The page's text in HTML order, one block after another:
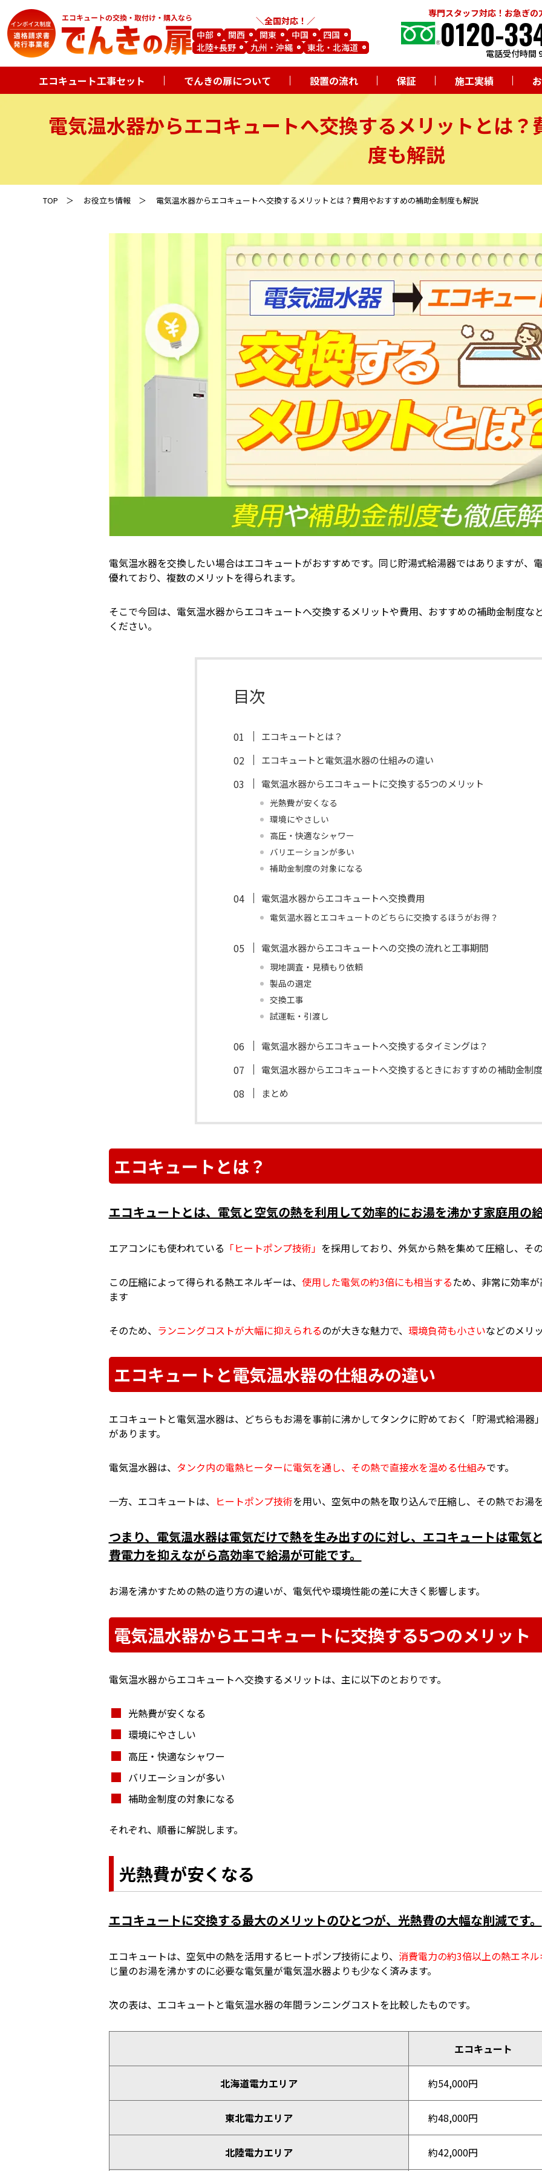
全国対応！
中部
関西 関東 中国
四国
北陸+長野
九州・沖縄 東北・北海道
専門スタッフ対応！お急ぎの
0120-電話受付時間
エコキュート工事セット でんきの扉について 設置の流れ 保証 施工実績
電気温水器からエコキュートへ交換するメリットとは
度も解説
TOP お役立ち情報 電気温水器からエコキュートへ交換するメリットとは？費用やおすすめの補助金制度も解説
電気温水器を交換したい場合はエコキュートがおすすめです。同じ貯湯式給湯器ではありますが、
優れており、複数のメリットを得られます。
そこで今回は、電気温水器からエコキュートへ交換するメリットや費用、おすすめの補助金制度な
ください。
目次
エコキュートとは？
エコキュートと電気温水器の仕組みの違い
電気温水器からエコキュートに交換する5つのメリット
光熱費が安くなる
環境にやさしい
高圧・快適なシャワー
バリエーションが多い
補助金制度の対象になる
電気温水器からエコキュートへ交換費用
電気温水器とエコキュートのどちらに交換するほうがお得？
電気温水器からエコキュートへの交換の流れと工事期間
現地調査・見積もり依頼
製品の選定
交換工事
試運転・引渡し
電気温水器からエコキュートへ交換するタイミングは？
電気温水器からエコキュートへ交換するときにおすすめの補助金制度
まとめ
エコキュートとは？
エコキュートとは、電気と空気の熱を利用して効率的にお湯を沸かす家庭用の
エアコンにも使われている 「ヒートポンプ技術」 を採用しており、外気から熱を集めて圧縮し、そ
この圧縮によって得られる熱エネルギーは、 使用した電気の約3倍にも相当するため、非常に効率
ます
そのため、 ランニングコストが大幅に抑えられるのが大きな魅力で、 環境負荷も小さいなどのメリ
エコキュートと電気温水器の仕組みの違い
エコキュートと電気温水器は、どちらもお湯を事前に沸かしてタンクに貯めておく「貯湯式給湯器
があります。
電気温水器は、 タンク内の電熱ヒーターに電気を通し、その熱で直接水を温める仕組みです。
一方、エコキュートは、 ヒートポンプ技術を用い、空気中の熱を取り込んで圧縮し、その熱でお湯
つまり、電気温水器は電気だけで熱を生み出すのに対し、エコキュートは電気
費電力を抑えながら高効率で給湯が可能です。
お湯を沸かすための熱の造り方の違いが、電気代や環境性能の差に大きく影響します。
電気温水器からエコキュートに交換する5つのメリット
電気温水器からエコキュートへ交換するメリットは、主に以下のとおりです。
光熱費が安くなる
環境にやさしい
高圧・快適なシャワー
バリエーションが多い
補助金制度の対象になる
それぞれ、順番に解説します。
光熱費が安くなる
エコキュートに交換する最大のメリットのひとつが、光熱費の大幅な削減です。
エコキュートは、空気中の熱を活用するヒートポンプ技術により、 消費電力の約3倍以上の熱エネ
じ量のお湯を沸かすのに必要な電気量が電気温水器よりも少なく済みます。
次の表は、エコキュートと電気温水器の年間ランニングコストを比較したものです。
エコキュート
北海道電力エリア 約54,000円
東北電力エリア 約48,000円
北陸電力エリア 約42,000円